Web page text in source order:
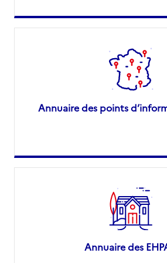
Annuaire des points
Annuaire des